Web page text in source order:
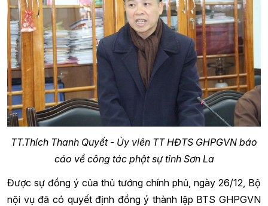
TT.Thích Thanh Quyết - Ủy viên TT HĐTS GHPGVN báo
cáo về công tác phật sự tỉnh Sơn La
Được sự đồng ý của thủ tướng chính phủ, ngày 26/12, Bộ
nội vụ đã có quyết định đồng ý thành lập BTS GHPGVN